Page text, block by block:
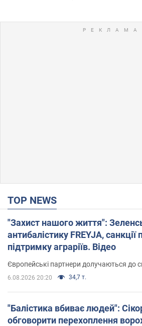
TOP NEWS
"Захист нашого життя":
антибалістику FREYJA, санкції
підтримку аграріїв. Відео
Європейські партнери долучаються до
6.08.2026 20:20 34,7 т.
"Балістика вбиває людей":
обговорити перехоплення